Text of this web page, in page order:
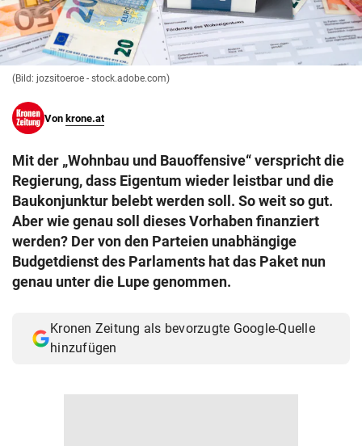
© Krone Multimedia GmbH & Co KG 2026
Muthgasse 2, 1190 Wien
(Bild: jozsitoeroe - stock.adobe.com)
Von krone.at
Mit der „Wohnbau und Bauoffensive“ verspricht die
Regierung, dass Eigentum wieder leistbar und die
Baukonjunktur belebt werden soll. So weit so gut.
Aber wie genau soll dieses Vorhaben finanziert
werden? Der von den Parteien unabhängige
Budgetdienst des Parlaments hat das Paket nun
genau unter die Lupe genommen.
Kronen Zeitung als bevorzugte Google-Quelle
hinzufügen